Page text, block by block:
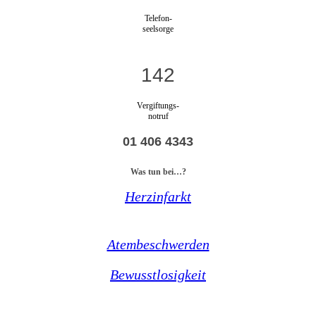
Telefon-
seelsorge
142
Vergiftungs-
notruf
01 406 4343
Was tun bei…?
Herzinfarkt
Atembeschwerden
Bewusstlosigkeit